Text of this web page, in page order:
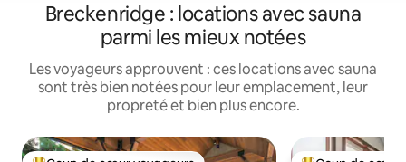
Breckenridge : locations avec sauna
parmi les mieux notées
Les voyageurs approuvent : ces locations avec sauna
sont très bien notées pour leur emplacement, leur
propreté et bien plus encore.